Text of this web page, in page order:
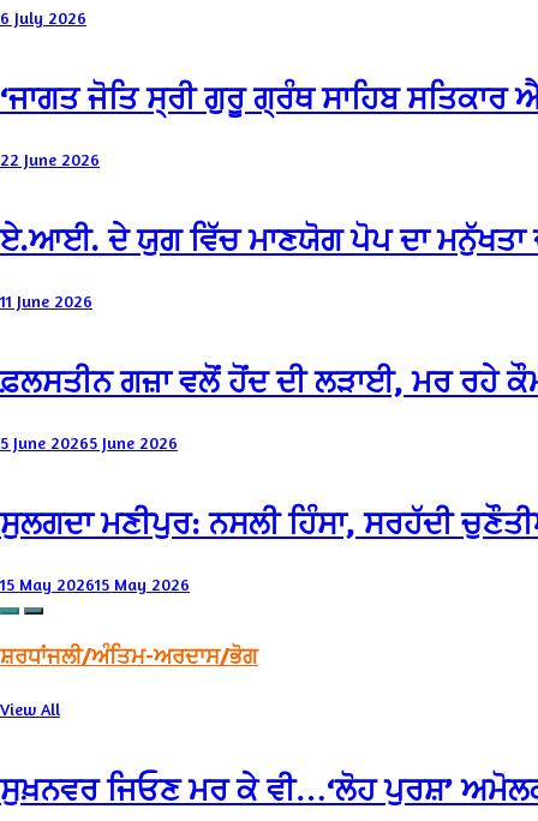
6 July 2026
‘ਜਾਗਤ ਜੋਤਿ ਸ੍ਰੀ ਗੁਰੂ ਗ੍ਰੰਥ ਸਾਹਿਬ ਸਤਿਕਾਰ
22 June 2026
ਏ.ਆਈ. ਦੇ ਯੁਗ ਵਿੱਚ ਮਾਣਯੋਗ ਪੋਪ ਦਾ ਮਨੁੱਖਤਾ
11 June 2026
ਫ਼ਲਸਤੀਨ ਗਜ਼ਾ ਵਲੋਂ ਹੋਂਦ ਦੀ ਲੜਾਈ, ਮਰ ਰਹੇ
5 June 20265 June 2026
ਸੁਲਗਦਾ ਮਣੀਪੁਰ: ਨਸਲੀ ਹਿੰਸਾ, ਸਰਹੱਦੀ
15 May 202615 May 2026
ਸ਼ਰਧਾਂਜਲੀ/ਅੰਤਿਮ-ਅਰਦਾਸ/ਭੋਗ
View All
ਸੁਖ਼ਨਵਰ ਜਿਓਣ ਮਰ ਕੇ ਵੀ…‘ਲੋਹ ਪੁਰਸ਼’